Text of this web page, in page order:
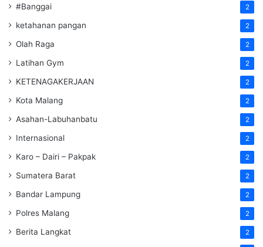
#Banggai 2
ketahanan pangan 2
Olah Raga 2
Latihan Gym 2
KETENAGAKERJAAN 2
Kota Malang 2
Asahan-Labuhanbatu 2
Internasional 2
Karo – Dairi – Pakpak 2
Sumatera Barat 2
Bandar Lampung 2
Polres Malang 2
Berita Langkat 2